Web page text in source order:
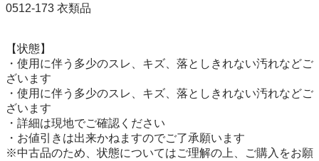
0512-173 衣類品
【状態】
・使用に伴う多少のスレ、キズ、落としきれない汚れなどご
ざいます
・使用に伴う多少のスレ、キズ、落としきれない汚れなどご
ざいます
・詳細は現地でご確認ください
・お値引きは出来かねますのでご了承願います
※中古品のため、状態についてはご理解の上、ご購入をお願